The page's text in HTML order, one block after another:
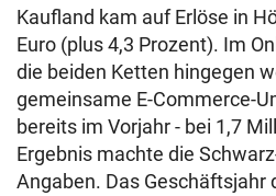
Kaufland kam auf Erlöse in
Euro (plus 4,3 Prozent). Im
die beiden Ketten hingegen
gemeinsame E-Commerce-
bereits im Vorjahr - bei 1,7
Ergebnis machte die
Angaben. Das Geschäftsjahr